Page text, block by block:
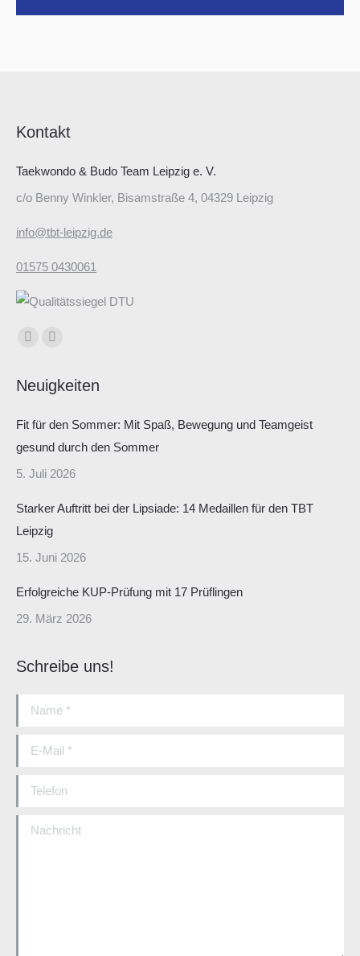
pagepageMail
Kontakt
Taekwondo & Budo Team Leipzig e. V.
c/o Benny Winkler, Bisamstraße 4, 04329 Leipzig
info@tbt-leipzig.de
01575 0430061
Finden Sie uns auf:
opens
new
window
opens
new
window
Neuigkeiten
Fit für den Sommer: Mit Spaß, Bewegung und Teamgeist
gesund durch den Sommer
5. Juli 2026
Starker Auftritt bei der Lipsiade: 14 Medaillen für den TBT
Leipzig
15. Juni 2026
Erfolgreiche KUP-Prüfung mit 17 Prüflingen
29. März 2026
Schreibe uns!
Name *
E-Mail *
Telefon
Nachricht